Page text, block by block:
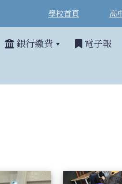
學校首頁 高
銀行繳費 電子報
外教學 114學年四年級